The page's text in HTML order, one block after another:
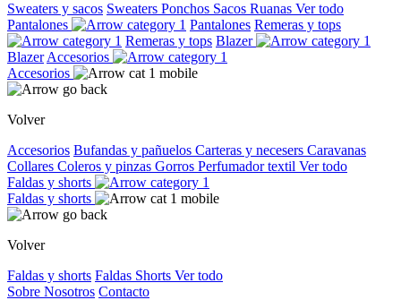
Sweaters y sacos Sweaters Ponchos Sacos Ruanas Ver todo
Pantalones
Pantalones Remeras y tops
Remeras y tops Blazer
Blazer Accesorios
Accesorios
Volver
Accesorios Bufandas y pañuelos Carteras y necesers Caravanas
Collares Coleros y pinzas Gorros Perfumador textil Ver todo
Faldas y shorts
Faldas y shorts
Volver
Faldas y shorts Faldas Shorts Ver todo
Sobre Nosotros Contacto